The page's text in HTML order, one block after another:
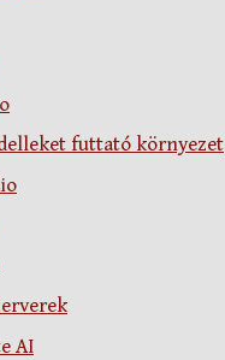
futtató környezet
AI